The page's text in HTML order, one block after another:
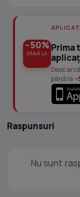
−50%
PÂNĂ LA
Prima
până la
Raspunsuri
Nu sunt